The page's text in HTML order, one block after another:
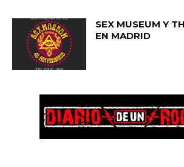
SEX MUSEUM Y
EN MADRID